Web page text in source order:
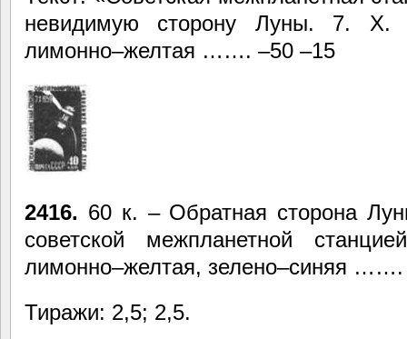
невидимую сторону Луны. 7. X.
лимонно–желтая ……. –50 –15
2416. 60 к. – Обратная сторона
советской межпланетной
лимонно–желтая, зелено–синяя …….
Тиражи: 2,5; 2,5.